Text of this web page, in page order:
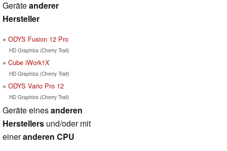
Geräteanderer
Hersteller
ODYS Fusion 12 Pro
HD Graphics (Cherry Trail)
Cube iWork1X
HD Graphics (Cherry Trail)
ODYS Vario Pro 12
HD Graphics (Cherry Trail)
Geräte einesanderen
Herstellers und/oder mit
eineranderen CPU